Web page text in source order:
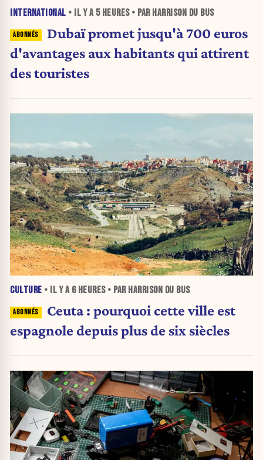
INTERNATIONAL • IL Y A 5 HEURES• PAR HARRISON DU BUS
Dubaï promet jusqu'à 700 euros
d'avantages aux habitants qui attirent
des touristes
CULTURE • IL Y A 6 HEURES• PAR HARRISON DU BUS
Ceuta : pourquoi cette ville est
espagnole depuis plus de six siècles